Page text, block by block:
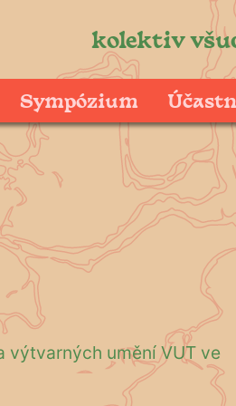
kolektiv
Sympózium
výtvarných umění VUT ve